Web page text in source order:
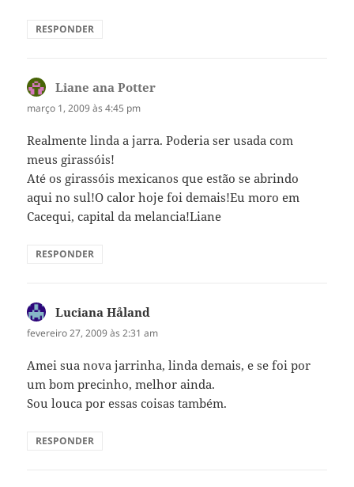
RESPONDER
Liane ana Potter
março 1, 2009 às 4:45 pm
Realmente linda a jarra. Poderia ser usada com
meus girassóis!
Até os girassóis mexicanos que estão se abrindo
aqui no sul!O calor hoje foi demais!Eu moro em
Cacequi, capital da melancia!Liane
RESPONDER
Luciana Håland
fevereiro 27, 2009 às 2:31 am
Amei sua nova jarrinha, linda demais, e se foi por
um bom precinho, melhor ainda.
Sou louca por essas coisas também.
RESPONDER